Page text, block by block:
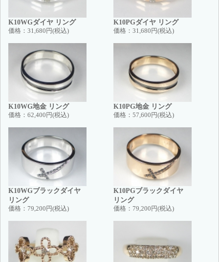
K10WGダイヤ リング
価格： 31,680円(税込)
K10PGダイヤ リング
価格： 31,680円(税込)
K10WG地金 リング
価格： 62,400円(税込)
K10PG地金 リング
価格： 57,600円(税込)
K10WGブラックダイヤ
リング
価格： 79,200円(税込)
K10PGブラックダイヤ
リング
価格： 79,200円(税込)